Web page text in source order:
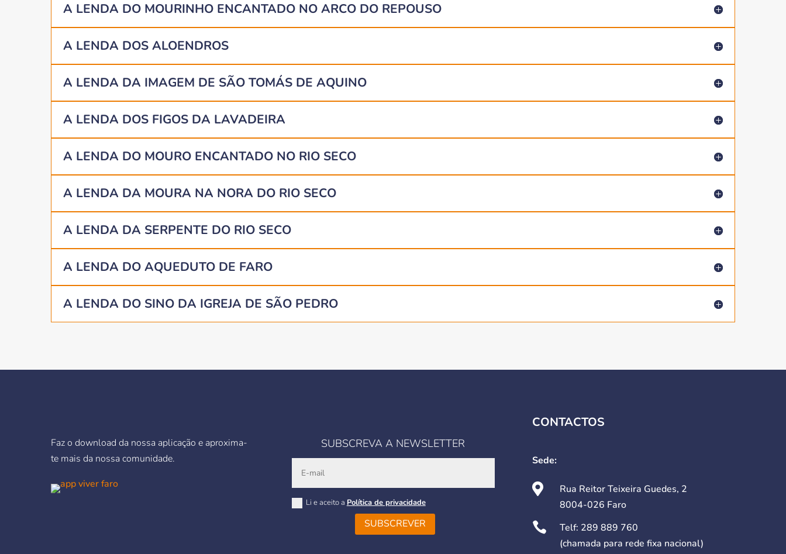
A LENDA DO MOURINHO ENCANTADO NO ARCO DO REPOUSO
A LENDA DOS ALOENDROS
A LENDA DA IMAGEM DE SÃO TOMÁS DE AQUINO
A LENDA DOS FIGOS DA LAVADEIRA
A LENDA DO MOURO ENCANTADO NO RIO SECO
A LENDA DA MOURA NA NORA DO RIO SECO
A LENDA DA SERPENTE DO RIO SECO
A LENDA DO AQUEDUTO DE FARO
A LENDA DO SINO DA IGREJA DE SÃO PEDRO
Faz o download da nossa aplicação e aproxima-
te mais da nossa comunidade.
SUBSCREVA A NEWSLETTER
Li e aceito a Política de privacidade
SUBSCREVER
CONTACTOS
Sede:

Rua Reitor Teixeira Guedes, 2
8004-026 Faro
 Telf: 289 889 760
(chamada para rede fixa nacional)